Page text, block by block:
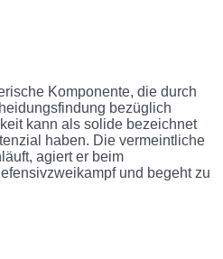
Komponente, die durch
bezüglich
kann als solide bezeichnet
haben. Die vermeintliche
agiert er beim
und begeht zu